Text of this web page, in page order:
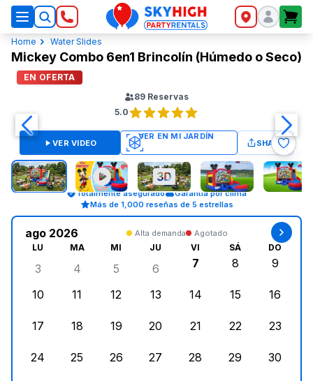
SkyHigh Logo
Home Water Slides
Mickey Combo 6en1 Brincolín (Húmedo o Seco)
EN OFERTA
89 Reservas
5.0
VER VIDEO SHARE
Totalmente asegurado
Garantía por clima
Más de 1,000 reseñas de 5 estrellas
ago 2026 Alta demanda Agotado
LU MA MI JU VI SÁ DO
lunes, agosto 3, 2026
3
martes, agosto 4, 2026
4
miércoles, agosto 5, 2026
5
jueves, agosto 6, 2026
6
7
8
9
10
11
12
13
14
15
16
17
18
19
20
21
22
23
24
25
26
27
28
29
30